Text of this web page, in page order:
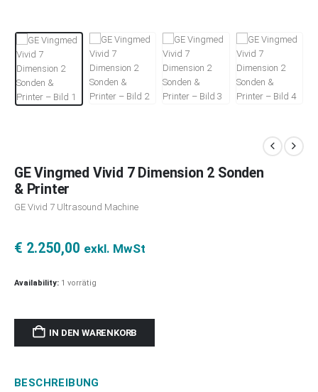
GE Vingmed Vivid 7 Dimension 2 Sonden
& Printer
GE Vivid 7 Ultrasound Machine
€ 2.250,00 exkl. MwSt
Availability: 1 vorrätig
IN DEN WARENKORB
BESCHREIBUNG